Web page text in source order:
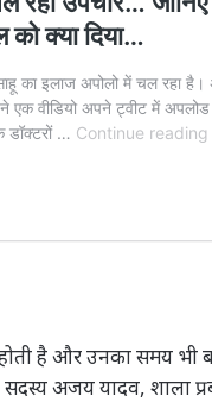
है और उनका समय भी
अजय यादव, शाला